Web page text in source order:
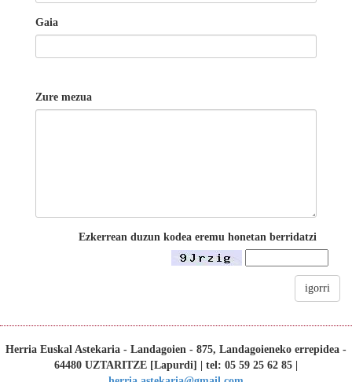
Gaia
Zure mezua
Ezkerrean duzun kodea eremu honetan berridatzi
igorri
Herria Euskal Astekaria - Landagoien - 875, Landagoieneko errepidea -
64480 UZTARITZE [Lapurdi] | tel: 05 59 25 62 85 |